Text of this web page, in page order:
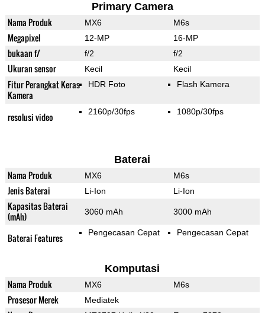
Primary Camera
Nama Produk MX6 M6s
Megapixel 12-MP 16-MP
bukaan f/ f/2 f/2
Ukuran sensor Kecil Kecil
Fitur Perangkat Keras
Kamera
HDR Foto Flash Kamera
resolusi video 2160p/30fps 1080p/30fps
Baterai
Nama Produk MX6 M6s
Jenis Baterai Li-Ion Li-Ion
Kapasitas Baterai
(mAh)
3060 mAh 3000 mAh
Baterai Features Pengecasan Cepat Pengecasan Cepat
Komputasi
Nama Produk MX6 M6s
Prosesor Merek Mediatek